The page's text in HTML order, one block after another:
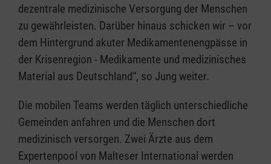
dezentrale medizinische Versorgung der Menschen
zu gewährleisten. Darüber hinaus schicken wir – vor
dem Hintergrund akuter Medikamentenengpässe in
der Krisenregion - Medikamente und medizinisches
Material aus Deutschland“, so Jung weiter.
Die mobilen Teams werden täglich unterschiedliche
Gemeinden anfahren und die Menschen dort
medizinisch versorgen. Zwei Ärzte aus dem
Expertenpool von Malteser International werden